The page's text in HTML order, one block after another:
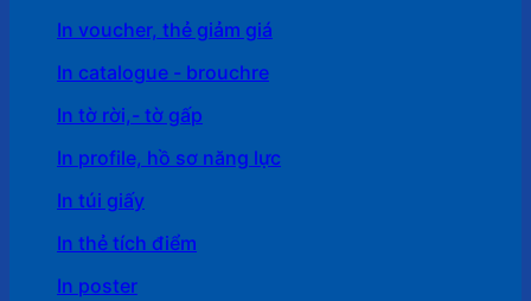
In voucher, thẻ giảm giá
In catalogue - brouchre
In tờ rời,- tờ gấp
In profile, hồ sơ năng lực
In túi giấy
In thẻ tích điểm
In poster